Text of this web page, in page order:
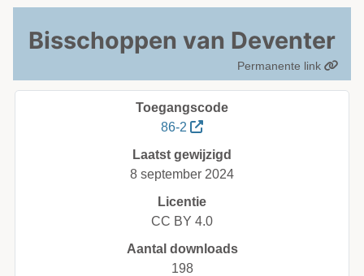
Bisschoppen van Deventer
Permanente link
Toegangscode
86-2
Laatst gewijzigd
8 september 2024
Licentie
CC BY 4.0
Aantal downloads
198